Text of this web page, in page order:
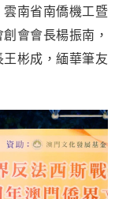
南省南僑機工暨
會會長楊振南，
彬成，緬華筆友